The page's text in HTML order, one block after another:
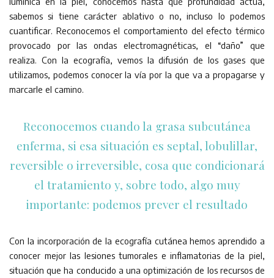
sabemos si tiene carácter ablativo o no, incluso lo podemos
cuantificar. Reconocemos el comportamiento del efecto térmico
provocado por las ondas electromagnéticas, el “daño” que
realiza. Con la ecografía, vemos la difusión de los gases que
utilizamos, podemos conocer la vía por la que va a propagarse y
marcarle el camino.
Reconocemos cuando la grasa subcutánea
enferma, si esa situación es septal, lobulillar,
reversible o irreversible, cosa que condicionará
el tratamiento y, sobre todo, algo muy
importante: podemos prever el resultado
Con la incorporación de la ecografía cutánea hemos aprendido a
conocer mejor las lesiones tumorales e inflamatorias de la piel,
situación que ha conducido a una optimización de los recursos de